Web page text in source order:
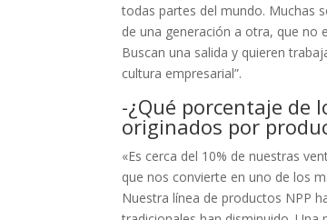
todas partes del mundo. Muchas
de una generación a otra, que no
Buscan una salida y quieren
cultura empresarial”.
-¿Qué porcentaje de
originados por
«Es cerca del 10% de nuestras
que nos convierte en uno de los
Nuestra línea de productos NPP